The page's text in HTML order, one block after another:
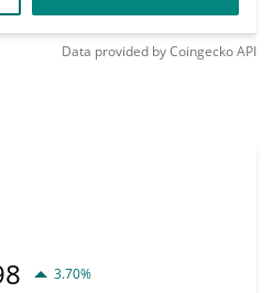
Data provided byCoingeckoAPI
3.70%